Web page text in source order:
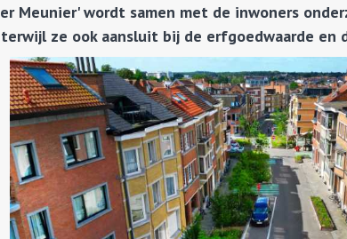
Meunier' wordt samen met de inwoners
ze ook aansluit bij de erfgoedwaarde en